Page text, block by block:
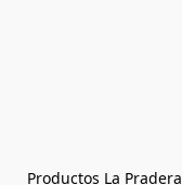
Productos La Pradera